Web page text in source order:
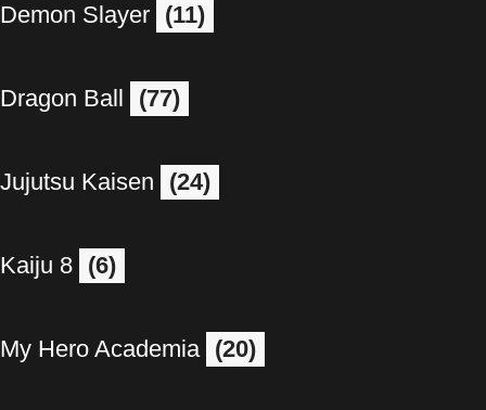
Demon Slayer (11)
Dragon Ball (77)
Jujutsu Kaisen (24)
Kaiju 8 (6)
My Hero Academia (20)